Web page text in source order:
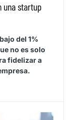
una startup
del 1%
no es solo
fidelizar a